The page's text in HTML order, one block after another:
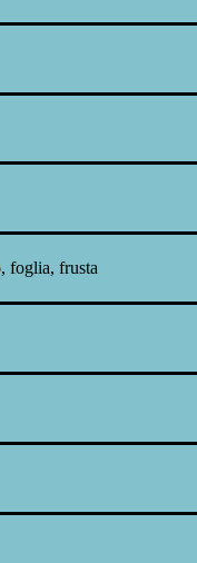
foglia,frusta